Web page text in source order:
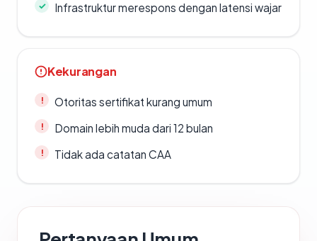
Infrastruktur merespons dengan latensi wajar
Kekurangan
Otoritas sertifikat kurang umum
Domain lebih muda dari 12 bulan
Tidak ada catatan CAA